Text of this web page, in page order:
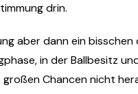
drin.
aber dann ein bisschen
in der Ballbesitz
großen Chancen nicht